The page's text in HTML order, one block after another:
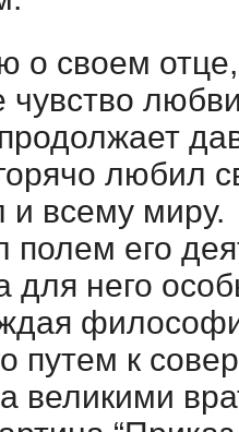
о своем
любил
всему миру.
его
для него
путем к
великими